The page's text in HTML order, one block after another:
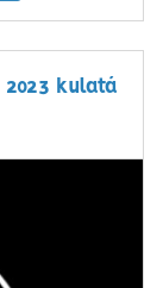
kulatá